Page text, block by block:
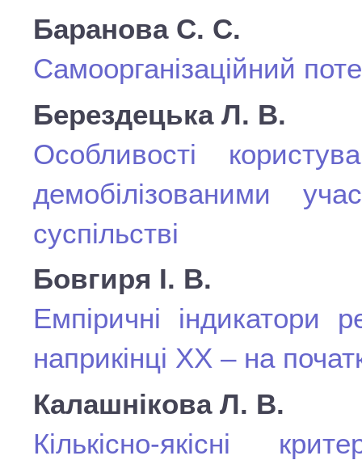
Баранова С. С.
Самоорганізаційний
Берездецька Л. В.
Особливості
демобілізованими
суспільстві
Бовгиря І. В.
Емпіричні індикатори
наприкінці ХХ – на
Калашнікова Л. В.
Кількісно-якісні